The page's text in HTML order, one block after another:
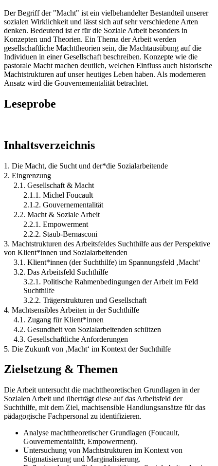
Der Begriff der "Macht" ist ein vielbehandelter Bestandteil unserer
sozialen Wirklichkeit und lässt sich auf sehr verschiedene Arten
denken. Bedeutend ist er für die Soziale Arbeit besonders in
Konzepten und Theorien. Ein Thema der Arbeit werden
gesellschaftliche Machttheorien sein, die Machtausübung auf die
Individuen in einer Gesellschaft beschreiben. Konzepte wie die
pastorale Macht machen deutlich, welchen Einfluss auch historische
Machtstrukturen auf unser heutiges Leben haben. Als moderneren
Ansatz wird die Gouvernementalität betrachtet.
Leseprobe
Inhaltsverzeichnis
1. Die Macht, die Sucht und der*die Sozialarbeitende
2. Eingrenzung
2.1. Gesellschaft & Macht
2.1.1. Michel Foucault
2.1.2. Gouvernementalität
2.2. Macht & Soziale Arbeit
2.2.1. Empowerment
2.2.2. Staub-Bernasconi
3. Machtstrukturen des Arbeitsfeldes Suchthilfe aus der Perspektive
von Klient*innen und Sozialarbeitenden
3.1. Klient*innen (der Suchthilfe) im Spannungsfeld ‚Macht‘
3.2. Das Arbeitsfeld Suchthilfe
3.2.1. Politische Rahmenbedingungen der Arbeit im Feld
Suchthilfe
3.2.2. Trägerstrukturen und Gesellschaft
4. Machtsensibles Arbeiten in der Suchthilfe
4.1. Zugang für Klient*innen
4.2. Gesundheit von Sozialarbeitenden schützen
4.3. Gesellschaftliche Anforderungen
5. Die Zukunft von ‚Macht‘ im Kontext der Suchthilfe
Zielsetzung & Themen
Die Arbeit untersucht die machttheoretischen Grundlagen in der
Sozialen Arbeit und überträgt diese auf das Arbeitsfeld der
Suchthilfe, mit dem Ziel, machtsensible Handlungsansätze für das
pädagogische Fachpersonal zu identifizieren.
Analyse machttheoretischer Grundlagen (Foucault,
Gouvernementalität, Empowerment).
Untersuchung von Machtstrukturen im Kontext von
Stigmatisierung und Marginalisierung.